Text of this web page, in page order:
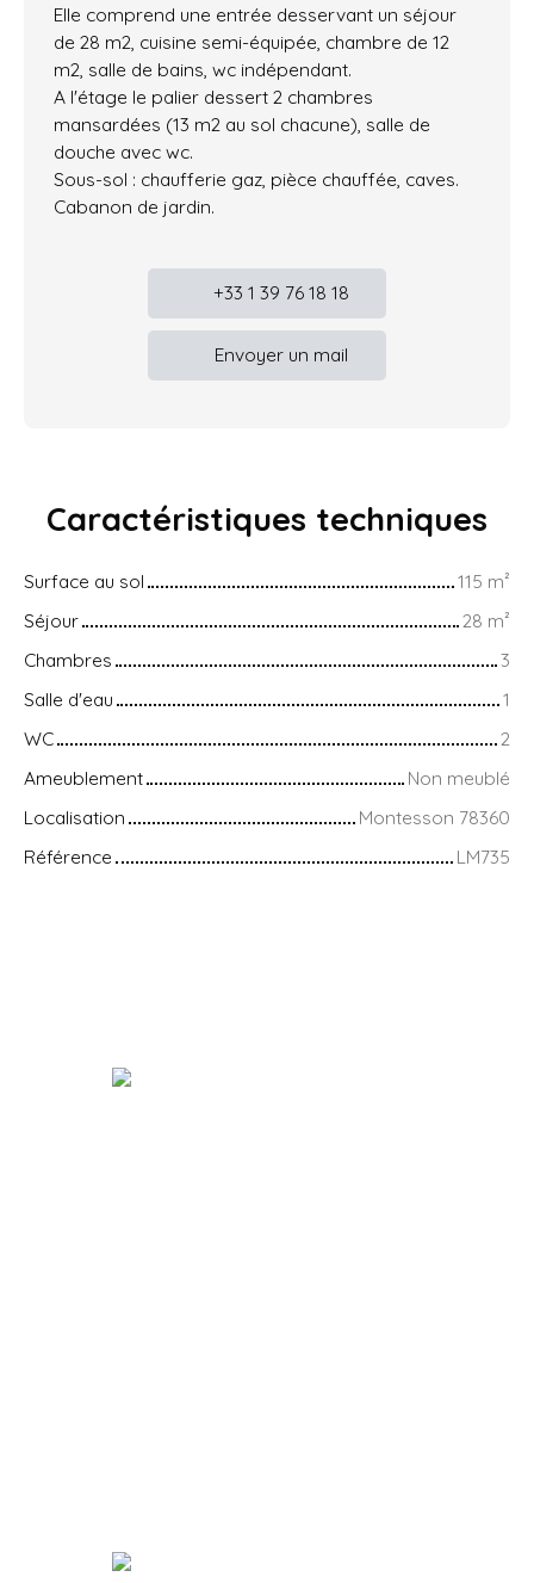
Elle comprend une entrée desservant un séjour
de 28 m2, cuisine semi-équipée, chambre de 12
m2, salle de bains, wc indépendant.
A l'étage le palier dessert 2 chambres
mansardées (13 m2 au sol chacune), salle de
douche avec wc.
Sous-sol : chaufferie gaz, pièce chauffée, caves.
Cabanon de jardin.
+33 1 39 76 18 18
Envoyer un mail
Caractéristiques techniques
Surface au sol 115 m²
Séjour
28 m²
Chambres
3
Salle d'eau
1
WC
2
Ameublement
Non meublé
Localisation
Montesson 78360
Référence
LM735